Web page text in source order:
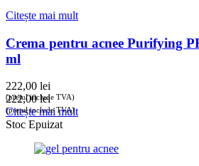
Citește mai mult
Crema pentru acnee Purifying
ml
222,00 lei
(prețul include TVA)
222,00lei
(prețul include TVA)
Citește mai mult
Stoc Epuizat